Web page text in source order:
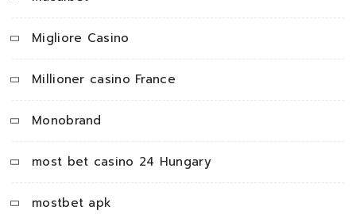
Migliore Casino
Millioner casino France
Monobrand
most bet casino 24 Hungary
mostbet apk